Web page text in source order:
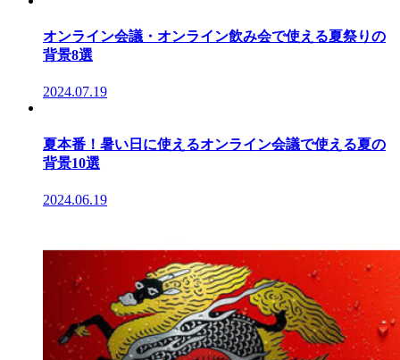
オンライン会議・オンライン飲み会で使える夏祭りの
背景8選
2024.07.19
夏本番！暑い日に使えるオンライン会議で使える夏の
背景10選
2024.06.19